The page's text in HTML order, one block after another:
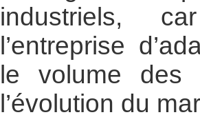
industriels,
l’entreprise
le volume des
l’évolution du